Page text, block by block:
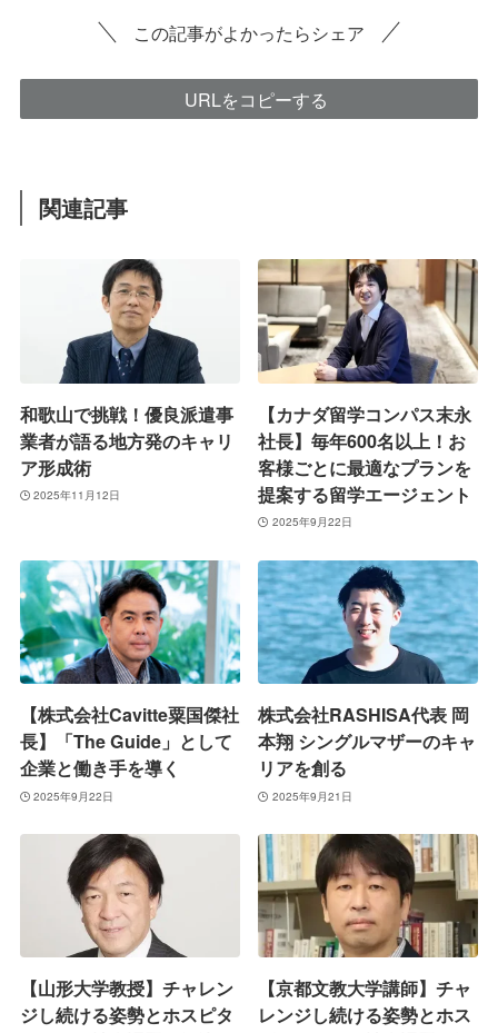
この記事がよかったらシェア
URLをコピーする
関連記事
和歌山で挑戦！優良派遣事
業者が語る地方発のキャリ
ア形成術
2025年11月12日
【カナダ留学コンパス末永
社長】毎年600名以上！お
客様ごとに最適なプランを
提案する留学エージェント
2025年9月22日
【株式会社Cavitte粟国傑社
長】「The Guide」として
企業と働き手を導く
2025年9月22日
株式会社RASHISA代表 岡
本翔 シングルマザーのキャ
リアを創る
2025年9月21日
【山形大学教授】チャレン
ジし続ける姿勢とホスピタ
【京都文教大学講師】チャ
レンジし続ける姿勢とホス